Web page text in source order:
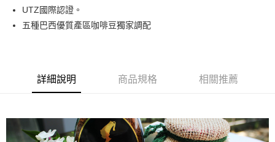
Apple Pay
街口支付
Google Pay
【關於「AFTEE先享後付」】
AFTEE先享後付是「在收到商品之後才付款」的支付方式。 讓您購物簡單
ATM付款
UTZ國際認證。
五種巴西優質產區咖啡豆獨家調配
詳細說明 商品規格 相關推薦